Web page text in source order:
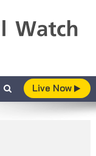
Live Now